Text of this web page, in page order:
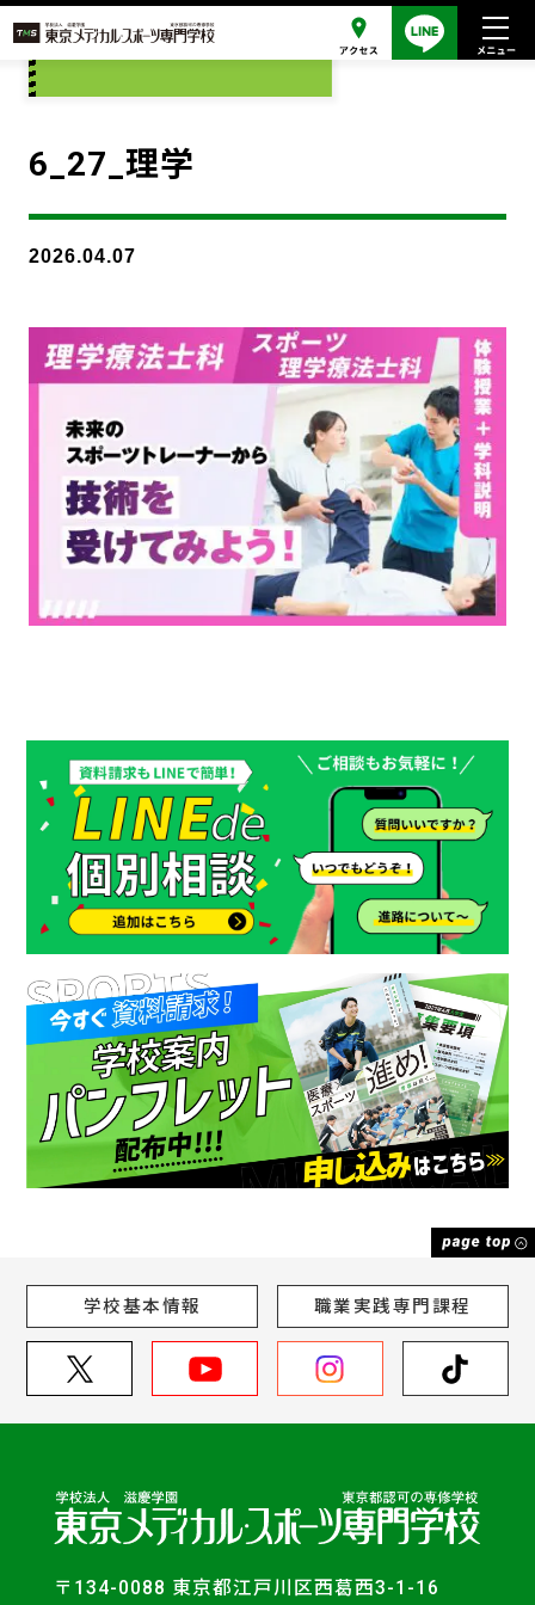
添付ファイル
6_27_理学
2026.04.07
学校基本情報 職業実践専門課程
〒134-0088 東京都江戸川区西葛西3-1-16